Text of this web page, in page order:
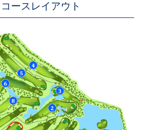
コースレイアウト